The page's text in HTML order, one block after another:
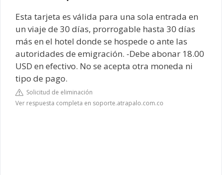
Esta tarjeta es válida para una sola entrada en
un viaje de 30 días, prorrogable hasta 30 días
más en el hotel donde se hospede o ante las
autoridades de emigración. -Debe abonar 18.00
USD en efectivo. No se acepta otra moneda ni
tipo de pago.
Solicitud de eliminación
Ver respuesta completa en soporte.atrapalo.com.co